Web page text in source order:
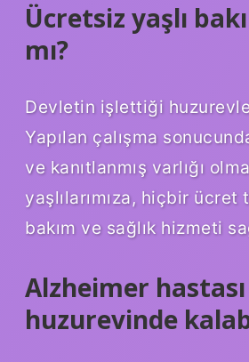
Ücretsiz yaşlı
mı?
Devletin işlettiği
Yapılan çalışma
ve kanıtlanmış varlığı
yaşlılarımıza, hiçbir
bakım ve sağlık hizmeti
Alzheimer hastası
huzurevinde